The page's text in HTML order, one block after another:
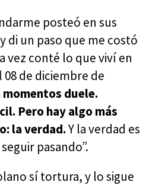
posteó en sus
di un paso que me costó
vez conté lo que viví en
de diciembre de
momentos duele.
Pero hay algo más
la verdad.Y la verdad es
pasando”.
sí tortura, y lo sigue